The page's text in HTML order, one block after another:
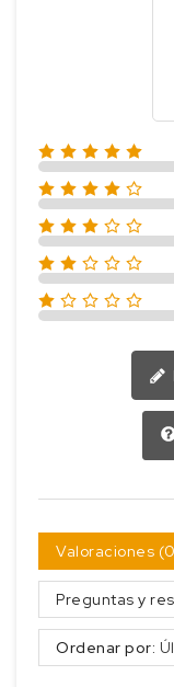
Valoraciones
Preguntas y
Ordenar por: